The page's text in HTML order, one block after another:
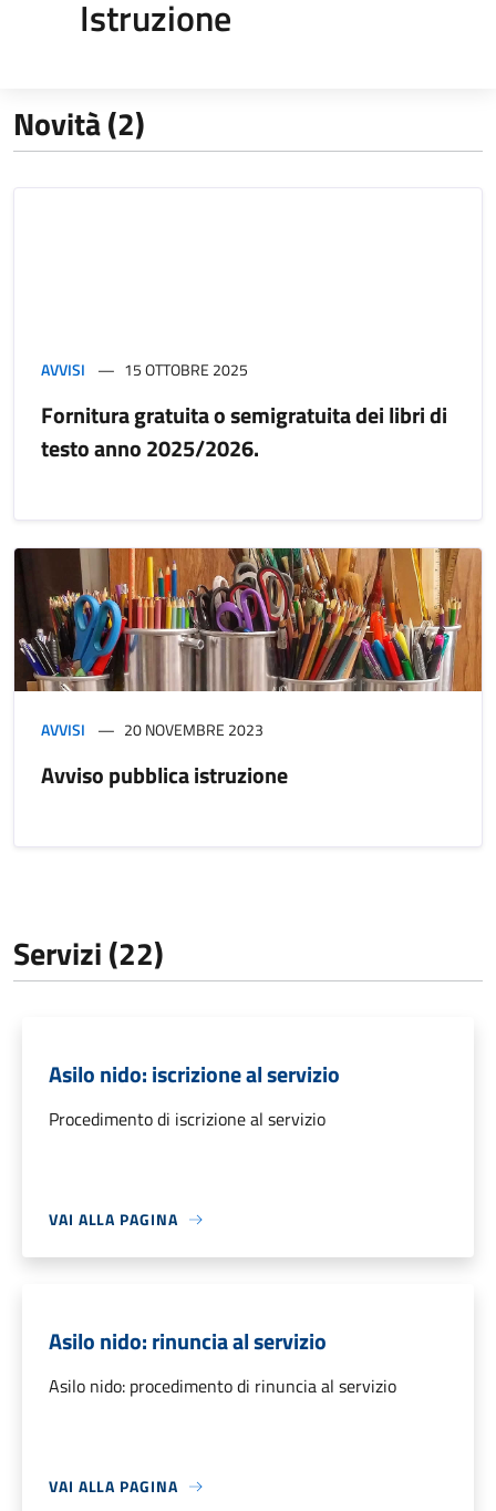
Istruzione
Novità (2)
AVVISI 15 OTTOBRE 2025
Fornitura gratuita o semigratuita dei libri di
testo anno 2025/2026.
AVVISI 20 NOVEMBRE 2023
Avviso pubblica istruzione
Servizi (22)
Asilo nido: iscrizione al servizio
Procedimento di iscrizione al servizio
VAI ALLA PAGINA
Asilo nido: rinuncia al servizio
Asilo nido: procedimento di rinuncia al servizio
VAI ALLA PAGINA